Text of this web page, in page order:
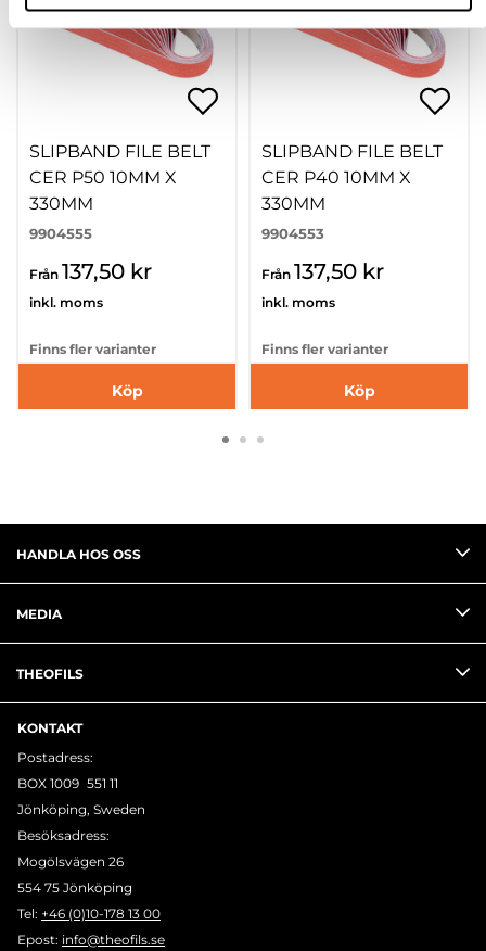
SLIPBAND FILE BELT
CER P50 10MM X
330MM
9904555
Från 137,50 kr
inkl. moms
Finns fler varianter
Köp
SLIPBAND FILE BELT
CER P40 10MM X
330MM
9904553
Från 137,50 kr
inkl. moms
Finns fler varianter
Köp
HANDLA HOS OSS
MEDIA
THEOFILS
KONTAKT
Postadress:
BOX 1009 551 11
Jönköping, Sweden
Besöksadress:
Mogölsvägen 26
554 75 Jönköping
Tel: +46 (0)10-178 13 00
Epost: info@theofils.se